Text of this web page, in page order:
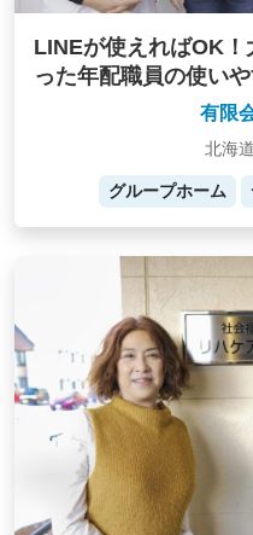
LINEが使えればOK
った年配職員の使いや
有限
北海
グループホーム